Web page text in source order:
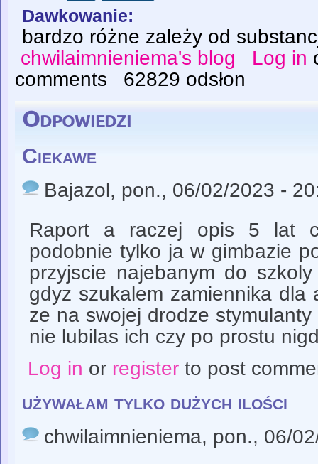
Dawkowanie:
bardzo różne zależy od
chwilaimnieniema's blog
Log in
comments
62829 odsłon
Odpowiedzi
Ciekawe
Bajazol, pon., 06/02/2023 -
Raport a raczej opis 5 lat
podobnie tylko ja w gimbazie
przyjscie najebanym do
gdyz szukalem zamiennika dla
ze na swojej drodze
nie lubilas ich czy po prostu
Log in or registerto post
używałam tylko dużych ilości
chwilaimnieniema, pon., 06/